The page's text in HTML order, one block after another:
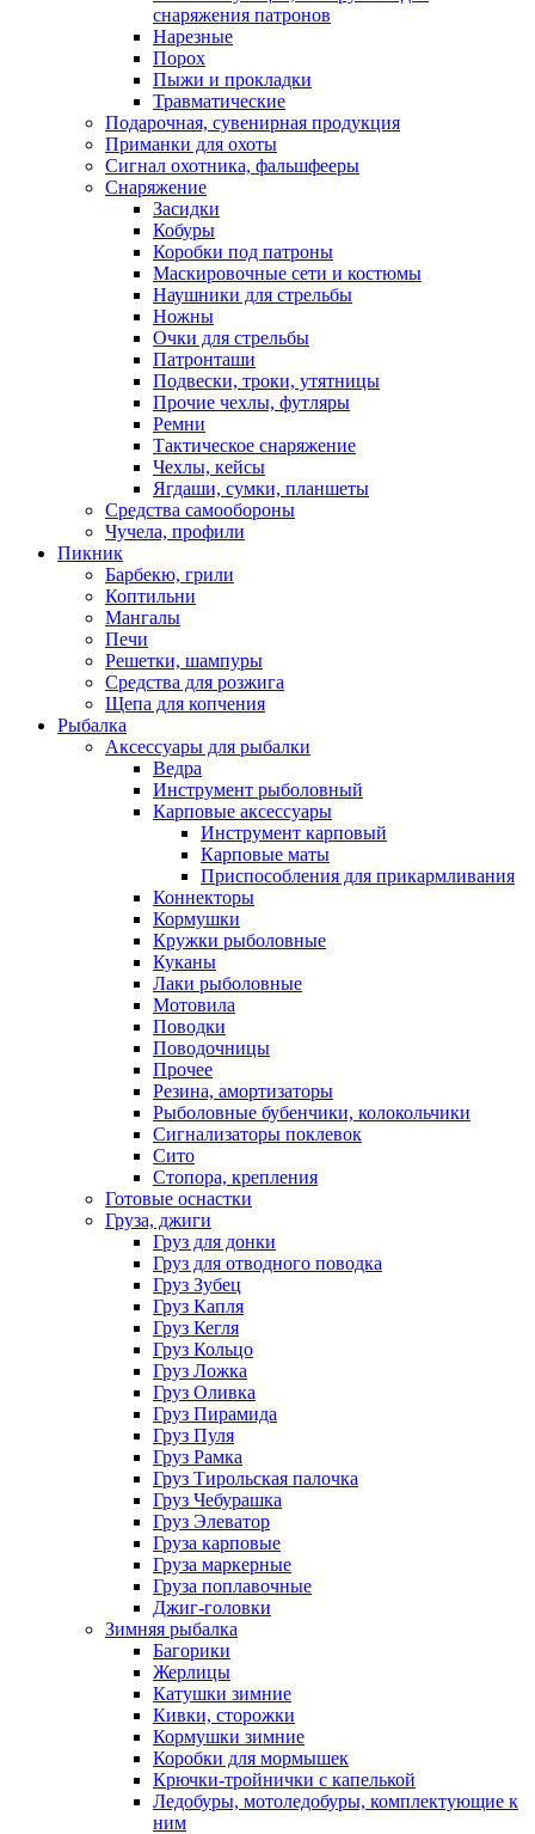
снаряжения патронов
Нарезные
Порох
Пыжи и прокладки
Травматические
Подарочная, сувенирная продукция
Приманки для охоты
Сигнал охотника, фальшфееры
Снаряжение
Засидки
Кобуры
Коробки под патроны
Маскировочные сети и костюмы
Наушники для стрельбы
Ножны
Очки для стрельбы
Патронташи
Подвески, троки, утятницы
Прочие чехлы, футляры
Ремни
Тактическое снаряжение
Чехлы, кейсы
Ягдаши, сумки, планшеты
Средства самообороны
Чучела, профили
Пикник
Барбекю, грили
Коптильни
Мангалы
Печи
Решетки, шампуры
Средства для розжига
Щепа для копчения
Рыбалка
Аксессуары для рыбалки
Ведра
Инструмент рыболовный
Карповые аксессуары
Инструмент карповый
Карповые маты
Приспособления для прикармливания
Коннекторы
Кормушки
Кружки рыболовные
Куканы
Лаки рыболовные
Мотовила
Поводки
Поводочницы
Прочее
Резина, амортизаторы
Рыболовные бубенчики, колокольчики
Сигнализаторы поклевок
Сито
Стопора, крепления
Готовые оснастки
Груза, джиги
Груз для донки
Груз для отводного поводка
Груз Зубец
Груз Капля
Груз Кегля
Груз Кольцо
Груз Ложка
Груз Оливка
Груз Пирамида
Груз Пуля
Груз Рамка
Груз Тирольская палочка
Груз Чебурашка
Груз Элеватор
Груза карповые
Груза маркерные
Груза поплавочные
Джиг-головки
Зимняя рыбалка
Багорики
Жерлицы
Катушки зимние
Кивки, сторожки
Кормушки зимние
Коробки для мормышек
Крючки-тройнички с капелькой
Ледобуры, мотоледобуры, комплектующие к
ним